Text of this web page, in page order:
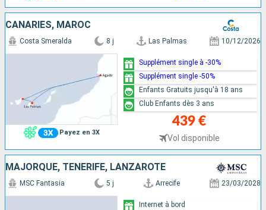
CANARIES, MAROC
Payez en 3X
Costa Smeralda 8 j Las Palmas 10/12/2026
439 €
Vol disponible
Supplément single à -30%
Supplément single -50%
Enfants Gratuits jusqu'à 18 ans
Club Enfants dès 3 ans
MAJORQUE, TENERIFE, LANZAROTE
MSC Fantasia 5 j Arrecife 23/03/2028
Internet à bord